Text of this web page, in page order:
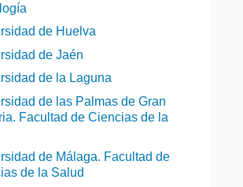
de Huelva
de Jaén
de la Laguna
de las Palmas de Gran
Facultad de Ciencias de la
de Málaga. Facultad de
de la Salud